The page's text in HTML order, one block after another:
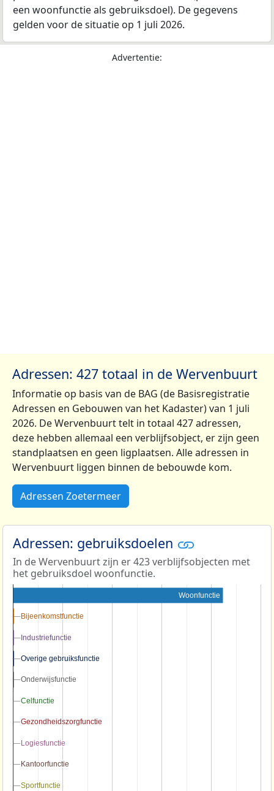
een woonfunctie als gebruiksdoel). De gegevens
gelden voor de situatie op 1 juli 2026.
Advertentie:
Adressen: 427 totaal in de Wervenbuurt
Informatie op basis van de BAG (de Basisregistratie
Adressen en Gebouwen van het Kadaster) van 1 juli
2026. De Wervenbuurt telt in totaal 427 adressen,
deze hebben allemaal een verblijfsobject, er zijn geen
standplaatsen en geen ligplaatsen. Alle adressen in
Wervenbuurt liggen binnen de bebouwde kom.
Adressen Zoetermeer
Adressen: gebruiksdoelen
In de Wervenbuurt zijn er 423 verblijfsobjecten met
het gebruiksdoel woonfunctie.
Woonfunctie
Bijeenkomstfunctie
Bijeenkomstfunctie
Industriefunctie
Industriefunctie
Overige gebruiksfunctie
Overige gebruiksfunctie
Onderwijsfunctie
Onderwijsfunctie
Celfunctie
Celfunctie
Gezondheidszorgfunctie
Gezondheidszorgfunctie
Logiesfunctie
Logiesfunctie
Kantoorfunctie
Kantoorfunctie
Sportfunctie
Sportfunctie